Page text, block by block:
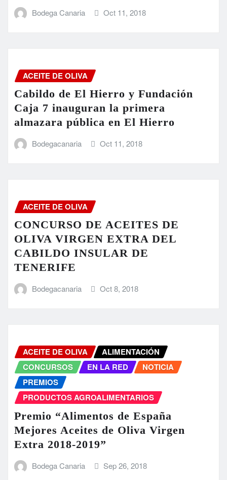
Bodega Canaria Oct 11, 2018
ACEITE DE OLIVA
Cabildo de El Hierro y Fundación
Caja 7 inauguran la primera
almazara pública en El Hierro
Bodegacanaria Oct 11, 2018
ACEITE DE OLIVA
CONCURSO DE ACEITES DE
OLIVA VIRGEN EXTRA DEL
CABILDO INSULAR DE
TENERIFE
Bodegacanaria Oct 8, 2018
ACEITE DE OLIVA
ALIMENTACIÓN
CONCURSOS
EN LA RED
NOTICIA
PREMIOS
PRODUCTOS AGROALIMENTARIOS
Premio “Alimentos de España
Mejores Aceites de Oliva Virgen
Extra 2018-2019”
Bodega Canaria Sep 26, 2018